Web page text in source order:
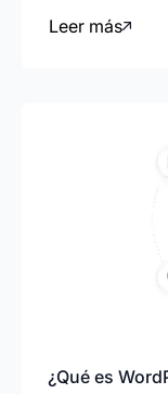
Leer más
¿Qué es